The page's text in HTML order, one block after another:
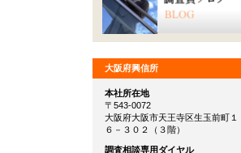
大阪府興信所
本社所在地
〒543-0072
大阪府大阪市天王寺区生玉前町１
６－３０２（３階）
調査相談専用ダイヤル